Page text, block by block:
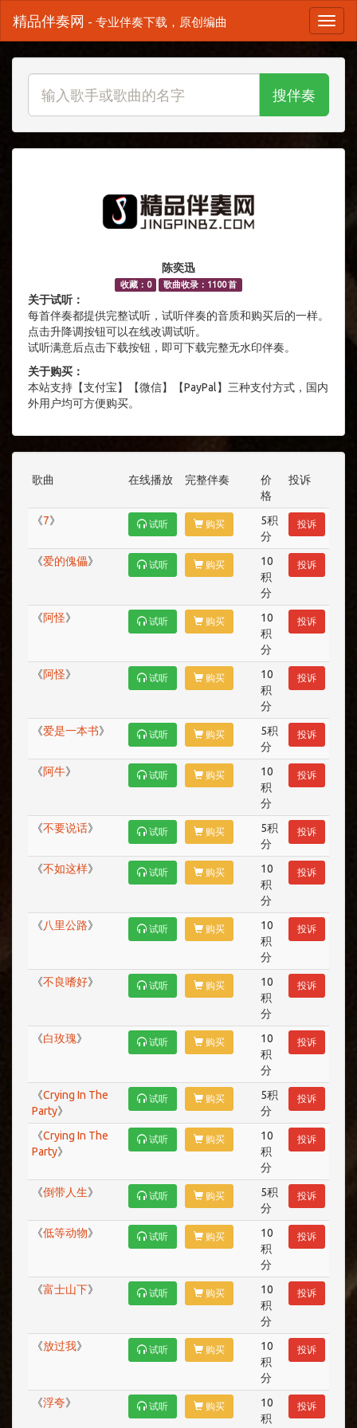
精品伴奏网 - 专业伴奏下载，原创编曲
搜伴奏
陈奕迅
收藏：0 歌曲收录：1100 首
关于试听：
每首伴奏都提供完整试听，试听伴奏的音质和购买后的一样。
点击升降调按钮可以在线改调试听。
试听满意后点击下载按钮，即可下载完整无水印伴奏。
关于购买：
本站支持【支付宝】【微信】【PayPal】三种支付方式，国内
外用户均可方便购买。
歌曲 在线播放 完整伴奏
价
格
投诉
《7》 试听 购买
5积
分
投诉
《爱的傀儡》 试听 购买
10
积
分
投诉
《阿怪》 试听 购买
10
积
分
投诉
《阿怪》 试听 购买
10
积
分
投诉
《爱是一本书》 试听 购买
5积
分
投诉
《阿牛》 试听 购买
10
积
分
投诉
《不要说话》 试听 购买
5积
分
投诉
《不如这样》 试听 购买
10
积
分
投诉
《八里公路》 试听 购买
10
积
分
投诉
《不良嗜好》 试听 购买
10
积
分
投诉
《白玫瑰》 试听 购买
10
积
分
投诉
《Crying In The
Party》
试听 购买
5积
分
投诉
《Crying In The
Party》
试听 购买
10
积
分
投诉
《倒带人生》 试听 购买
5积
分
投诉
《低等动物》 试听 购买
10
积
分
投诉
《富士山下》 试听 购买
10
积
分
投诉
《放过我》 试听 购买
10
积
分
投诉
《浮夸》 试听 购买
10
积
投诉